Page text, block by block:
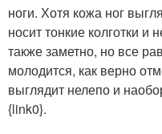
ноги. Хотя кожа ног
носит тонкие колготки
также заметно, но все
молодится, как верно
выглядит нелепо и
{link0}.